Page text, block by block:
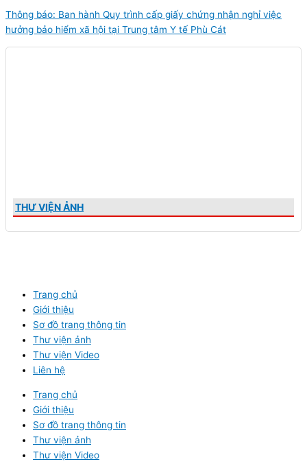
Thông báo: Ban hành Quy trình cấp giấy chứng nhận nghỉ việc
hưởng bảo hiểm xã hội tại Trung tâm Y tế Phù Cát
THƯ VIỆN ẢNH
Trang chủ
Giới thiệu
Sơ đồ trang thông tin
Thư viện ảnh
Thư viện Video
Liên hệ
Trang chủ
Giới thiệu
Sơ đồ trang thông tin
Thư viện ảnh
Thư viện Video